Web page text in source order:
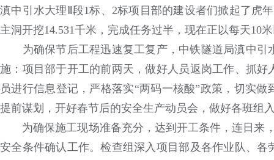
滇中引水大理Ⅱ段1标、2标项目部的建设者们掀起了虎
主洞开挖14.531千米，完成任务过半，现在正以每天10
为确保节后工程迅速复工复产，中铁隧道局滇中引
施：项目部于开工的前两天，做好人员返岗工作、抓
员进行信息登记，严格落实“两码一核酸”政策，切实
提前谋划，开好春节后的安全生产动员会，做好各班组
为确保施工现场准备充分，达到开工条件，连日来
安全条件确认工作。检查组深入项目部及各作业队、